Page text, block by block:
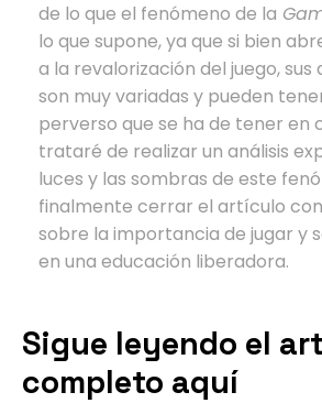
de lo que el fenómeno de la
lo que supone, ya que si bien
a la revalorización del juego, sus
son muy variadas y pueden
perverso que se ha de tener en
trataré de realizar un análisis
luces y las sombras de este
finalmente cerrar el artículo
sobre la importancia de jugar y
en una educación liberadora.
Sigue leyendo el
completo aquí